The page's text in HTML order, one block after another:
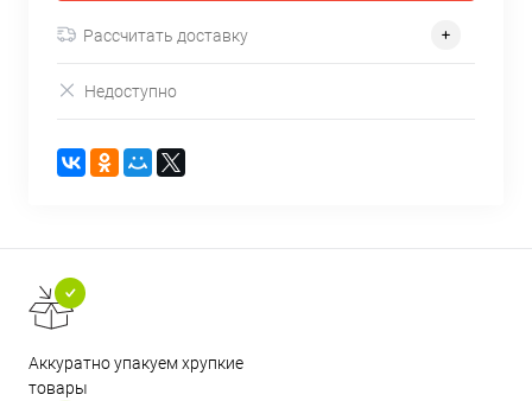
Рассчитать доставку
Недоступно
Аккуратно упакуем хрупкие
товары